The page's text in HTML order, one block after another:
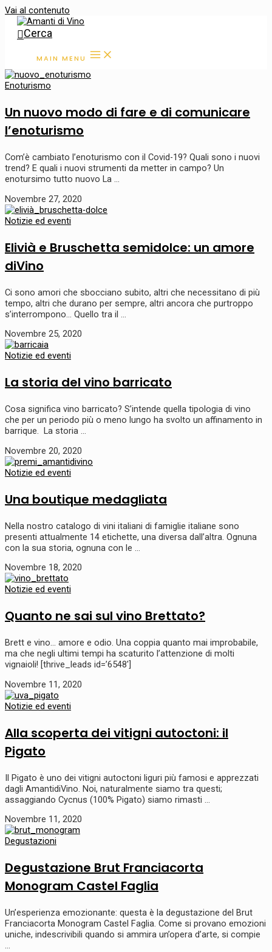
Vai al contenuto
Cerca
MAIN MENU
Enoturismo
Un nuovo modo di fare e di comunicare
l’enoturismo
Com’è cambiato l’enoturismo con il Covid-19? Quali sono i nuovi
trend? E quali i nuovi strumenti da metter in campo? Un
enotursimo tutto nuovo La …
Novembre 27, 2020
Notizie ed eventi
Elivià e Bruschetta semidolce: un amore
diVino
Ci sono amori che sbocciano subito, altri che necessitano di più
tempo, altri che durano per sempre, altri ancora che purtroppo
s’interrompono… Quello tra il …
Novembre 25, 2020
Notizie ed eventi
La storia del vino barricato
Cosa significa vino barricato? S’intende quella tipologia di vino
che per un periodo più o meno lungo ha svolto un affinamento in
barrique. La storia …
Novembre 20, 2020
Notizie ed eventi
Una boutique medagliata
Nella nostro catalogo di vini italiani di famiglie italiane sono
presenti attualmente 14 etichette, una diversa dall’altra. Ognuna
con la sua storia, ognuna con le …
Novembre 18, 2020
Notizie ed eventi
Quanto ne sai sul vino Brettato?
Brett e vino… amore e odio. Una coppia quanto mai improbabile,
ma che negli ultimi tempi ha scaturito l’attenzione di molti
vignaioli! [thrive_leads id=’6548′]
Novembre 11, 2020
Notizie ed eventi
Alla scoperta dei vitigni autoctoni: il
Pigato
Il Pigato è uno dei vitigni autoctoni liguri più famosi e apprezzati
dagli AmantidiVino. Noi, naturalmente siamo tra questi;
assaggiando Cycnus (100% Pigato) siamo rimasti …
Novembre 11, 2020
Degustazioni
Degustazione Brut Franciacorta
Monogram Castel Faglia
Un’esperienza emozionante: questa è la degustazione del Brut
Franciacorta Monogram Castel Faglia. Come si provano emozioni
uniche, indescrivibili quando si ammira un’opera d’arte, si compie
…